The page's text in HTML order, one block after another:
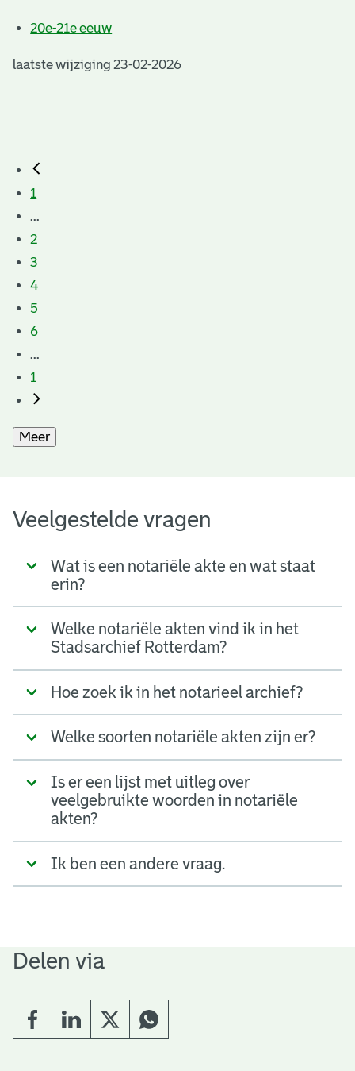
20e-21e eeuw
laatste wijziging 23-02-2026
1
...
2
3
4
5
6
...
1
Meer
Veelgestelde vragen
Wat is een notariële akte en wat staat
erin?
Welke notariële akten vind ik in het
Stadsarchief Rotterdam?
Hoe zoek ik in het notarieel archief?
Welke soorten notariële akten zijn er?
Is er een lijst met uitleg over
veelgebruikte woorden in notariële
akten?
Ik ben een andere vraag.
Delen via